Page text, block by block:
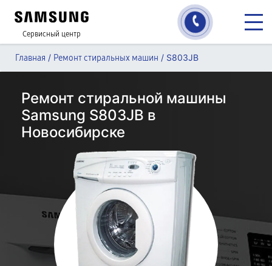
Сервисный центр
Главная / Ремонт стиральных машин / S803JB
Ремонт стиральной машины
Samsung S803JB в
Новосибирске